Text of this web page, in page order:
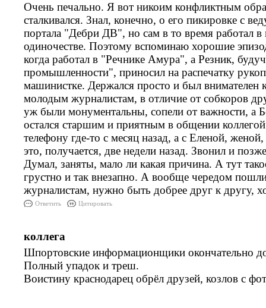
Очень печально. Я вот никоим конфликтным
сталкивался. Знал, конечно, о его пикировке с
портала "Дебри ДВ", но сам в то время работал в
одиночестве. Поэтому вспоминаю хорошие
когда работал в "Речнике Амура", а Резник,
промышленности", приносил на распечатку
машинистке. Держался просто и был внимателен
молодым журналистам, в отличие от собкоров
уж были монументальны, сопели от важности, а
остался старшим и приятным в общении
телефону где-то с месяц назад, а с Еленой,
это, получается, две недели назад. Звонил и
Думал, заняты, мало ли какая причина. А тут
грустно и так внезапно. А вообще чередом
журналистам, нужно быть добрее друг к другу,
Ответить Цитировать
коллега
Шпортовские информационщики окончательно
Полный упадок и треш.
Воистину краснодарец обрёл друзей, козлов с